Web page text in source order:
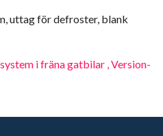
uttag för defroster, blank
i fräna gatbilar , Version-